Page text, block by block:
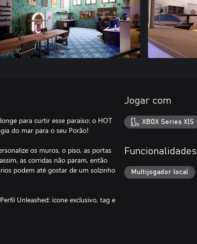
para curtir esse paraíso: o HOT
do mar para o seu Porão!
os muros, o piso, as portas
as corridas não param, então
podem até gostar de um solzinho
Unleashed: ícone exclusivo, tag e
Jogar com
XBOX Series X|S
Funcionalidades
Multijogador local